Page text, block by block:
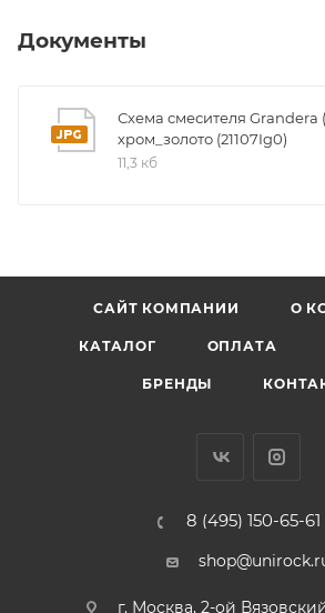
Для монтажа необходимо 1
Подводка 3/8"
С функцией экономии расхода
Документы
Схема смесителя Grandera
хром_золото (21107Ig0)
11,3 кб
САЙТ КОМПАНИИ О
КАТАЛОГ ОПЛАТА
БРЕНДЫ
8 (495) 150-65-61
г. Москва, 2-ой